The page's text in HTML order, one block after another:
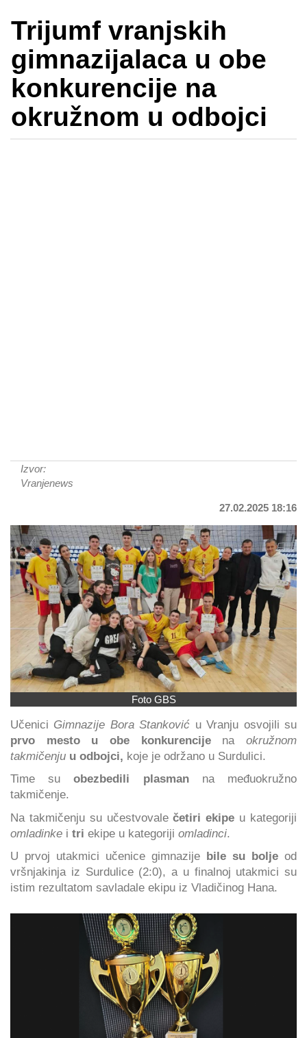
Trijumf vranjskih
gimnazijalaca u obe
konkurencije na
okružnom u odbojci
Izvor:
Vranjenews
27.02.2025 18:16
Foto GBS
Učenici Gimnazije Bora Stanković u Vranju osvojili su
prvo mesto u obe konkurencijenaokružnom
takmičenju u odbojci, koje je održano u Surdulici.
Time suobezbedili plasmanna međuokružno
takmičenje.
Na takmičenju su učestvovalečetiri ekipe u kategoriji
omladinke i tri ekipe u kategoriji omladinci.
U prvoj utakmici učenice gimnazije bile su bolje od
vršnjakinja iz Surdulice (2:0), a u finalnoj utakmici su
istim rezultatom savladale ekipu iz Vladičinog Hana.